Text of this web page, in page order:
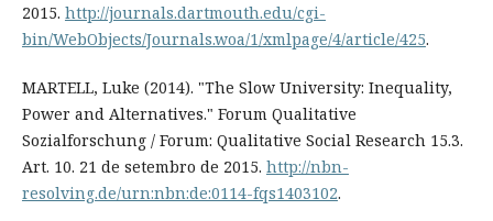
2015. http://journals.dartmouth.edu/cgi-
bin/WebObjects/Journals.woa/1/xmlpage/4/article/425.
MARTELL, Luke (2014). "The Slow University: Inequality,
Power and Alternatives." Forum Qualitative
Sozialforschung / Forum: Qualitative Social Research 15.3.
Art. 10. 21 de setembro de 2015. http://nbn-
resolving.de/urn:nbn:de:0114-fqs1403102.